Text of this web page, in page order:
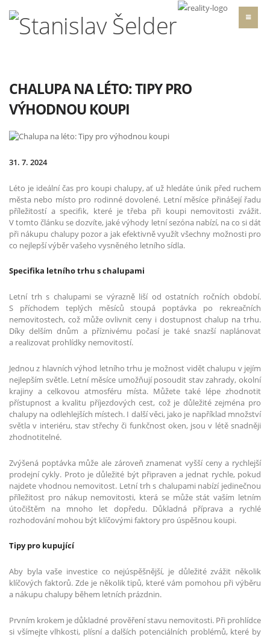
CHALUPA NA LÉTO: TIPY PRO
VÝHODNOU KOUPI
31. 7. 2024
Léto je ideální čas pro koupi chalupy, ať už hledáte únik před ruchem
města nebo místo pro rodinné dovolené. Letní měsíce přinášejí řadu
příležitostí a specifik, které je třeba při koupi nemovitosti zvážit.
V tomto článku se dozvíte, jaké výhody letní sezóna nabízí, na co si dát
při nákupu chalupy pozor a jak efektivně využít všechny možnosti pro
co nejlepší výběr vašeho vysněného letního sídla.
Specifika letního trhu s chalupami
Letní trh s chalupami se výrazně liší od ostatních ročních období.
S příchodem teplých měsíců stoupá poptávka po rekreačních
nemovitostech, což může ovlivnit ceny i dostupnost chalup na trhu.
Díky delším dnům a příznivému počasí je také snazší naplánovat
a realizovat prohlídky nemovitostí.
Jednou z hlavních výhod letního trhu je možnost vidět chalupu v jejím
nejlepším světle. Letní měsíce umožňují posoudit stav zahrady, okolní
krajiny a celkovou atmosféru místa. Můžete také lépe zhodnotit
přístupnost a kvalitu příjezdových cest, což je důležité zejména pro
chalupy na odlehlejších místech. I další věci, jako je například množství
světla v interiéru, stav střechy či funkčnost oken, jsou v létě snadněji
zhodnotitelné.
Zvýšená poptávka může ale zároveň znamenat vyšší ceny a rychlejší
prodejní cykly. Proto je důležité být připraven a jednat rychle, pokud
najdete vhodnou nemovitost. Letní trh s chalupami nabízí jedinečnou
příležitost pro nákup nemovitosti, která se může stát vaším letním
útočištěm na mnoho let dopředu. Důkladná příprava a rychlé
rozhodování mohou být klíčovými faktory pro úspěšnou koupi.
Tipy pro kupující
Aby byla vaše investice co nejúspěšnější, je důležité zvážit několik
klíčových faktorů. Zde je několik tipů, které vám pomohou při výběru
a nákupu chalupy během letních prázdnin.
Prvním krokem je důkladné prověření stavu nemovitosti. Při prohlídce
si všímejte vlhkosti, plísní a dalších potenciálních problémů, které by